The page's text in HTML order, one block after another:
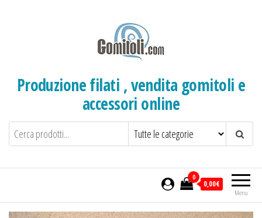
Produzione filati , vendita gomitoli e
accessori online
Menu
0
0,00€